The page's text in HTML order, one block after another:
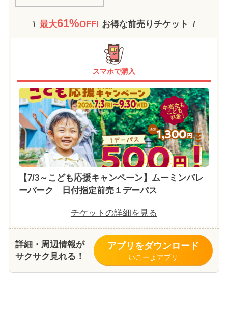
最大61%OFF! お得な前売りチケット
スマホで購入
【7/3～こども応援キャンペーン】ムーミンバレ
ーパーク 日付指定前売１デーパス
チケットの詳細を見る
詳細・周辺情報が
サクサク見れる！
アプリをダウンロード
いこーよアプリ